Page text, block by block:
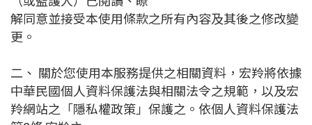
解同意並接受本使用條款之所有內容及其後之修改變
更。
二、 關於您使用本服務提供之相關資料，宏羚將依據
中華民國個人資料保護法與相關法令之規範，以及宏
羚網站之「隱私權政策」保護之。依個人資料保護法